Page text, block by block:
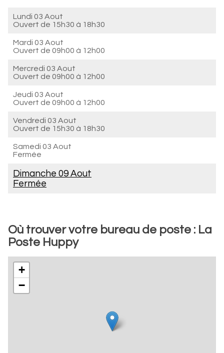
Lundi 03 Aout
Ouvert de 15h30 à 18h30
Mardi 03 Aout
Ouvert de 09h00 à 12h00
Mercredi 03 Aout
Ouvert de 09h00 à 12h00
Jeudi 03 Aout
Ouvert de 09h00 à 12h00
Vendredi 03 Aout
Ouvert de 15h30 à 18h30
Samedi 03 Aout
Fermée
Dimanche 09 Aout
Fermée
Où trouver votre bureau de poste : La
Poste Huppy
+
−